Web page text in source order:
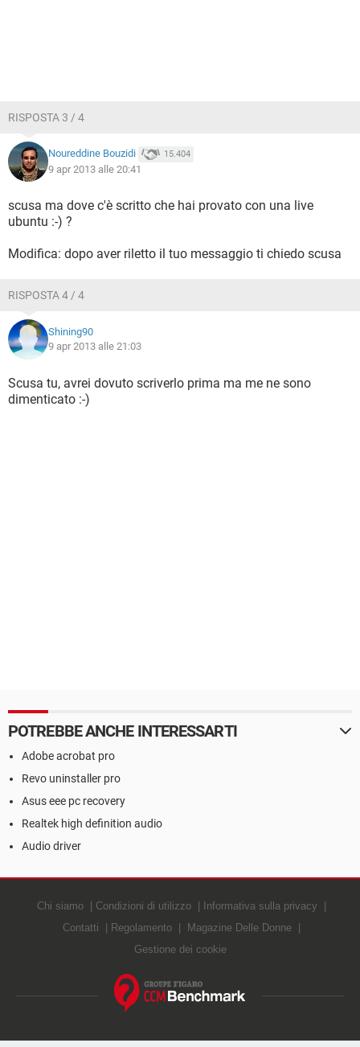
RISPOSTA 3 / 4
Noureddine Bouzidi 15.404
9 apr 2013 alle 20:41
scusa ma dove c'è scritto che hai provato con una live
ubuntu :-) ?
Modifica: dopo aver riletto il tuo messaggio ti chiedo scusa
RISPOSTA 4 / 4
Shining90
9 apr 2013 alle 21:03
Scusa tu, avrei dovuto scriverlo prima ma me ne sono
dimenticato :-)
POTREBBE ANCHE INTERESSARTI
Adobe acrobat pro
Revo uninstaller pro
Asus eee pc recovery
Realtek high definition audio
Audio driver
Chi siamo Condizioni di utilizzo
Informativa sulla privacy
Contatti
Regolamento
Magazine Delle Donne
Gestione dei cookie